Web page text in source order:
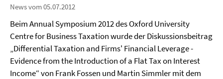
News vom 05.07.2012
Beim Annual Symposium 2012 des Oxford University
Centre for Business Taxation wurde der Diskussionsbeitrag
„Differential Taxation and Firms' Financial Leverage -
Evidence from the Introduction of a Flat Tax on Interest
Income“ von Frank Fossen und Martin Simmler mit dem